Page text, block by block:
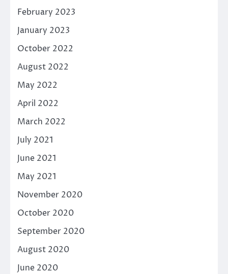
February 2023
January 2023
October 2022
August 2022
May 2022
April 2022
March 2022
July 2021
June 2021
May 2021
November 2020
October 2020
September 2020
August 2020
June 2020